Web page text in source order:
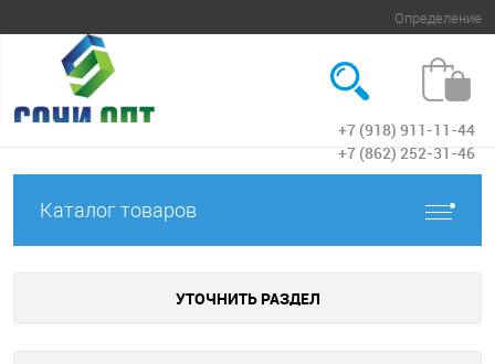
Определение
+7 (918) 911-11-44
+7 (862) 252-31-46
Каталог товаров
УТОЧНИТЬ РАЗДЕЛ